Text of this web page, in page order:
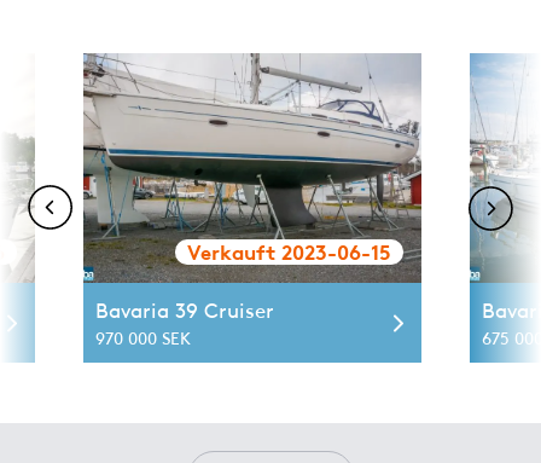
Verkauft 2023-06-15
Bavaria 39 Cruiser
970 000 SEK 675